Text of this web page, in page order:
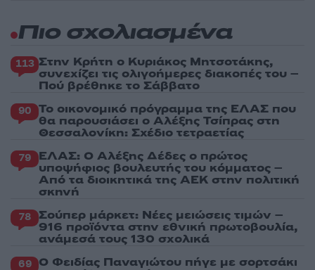
Πιο σχολιασμένα
113 Στην Κρήτη ο Κυριάκος Μητσοτάκης,
συνεχίζει τις ολιγοήμερες διακοπές του –
Πού βρέθηκε το Σάββατο
90 Το οικονομικό πρόγραμμα της ΕΛΑΣ που
θα παρουσιάσει ο Αλέξης Τσίπρας στη
Θεσσαλονίκη: Σχέδιο τετραετίας
79 ΕΛΑΣ: Ο Αλέξης Δέδες ο πρώτος
υποψήφιος βουλευτής του κόμματος –
Από τα διοικητικά της ΑΕΚ στην πολιτική
σκηνή
78 Σούπερ μάρκετ: Νέες μειώσεις τιμών –
916 προϊόντα στην εθνική πρωτοβουλία,
ανάμεσά τους 130 σχολικά
69 Ο Φειδίας Παναγιώτου πήγε με σορτσάκι